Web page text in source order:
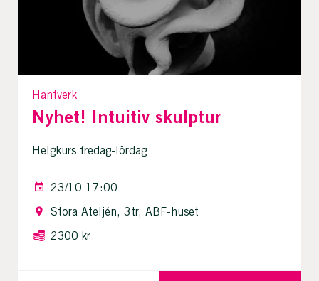
Hantverk
Nyhet! Intuitiv skulptur
Helgkurs fredag-lördag
23/10 17:00
Stora Ateljén, 3tr, ABF-huset
2300 kr